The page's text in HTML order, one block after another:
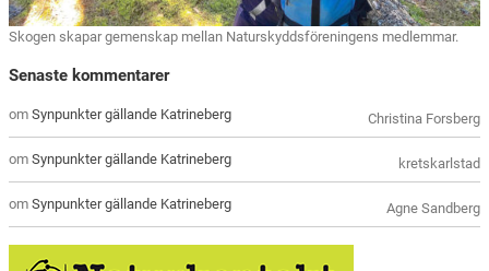
Skogen skapar gemenskap mellan Naturskyddsföreningens medlemmar.
Senaste kommentarer
Christina Forsberg
omSynpunkter gällande Katrineberg
kretskarlstad
omSynpunkter gällande Katrineberg
Agne Sandberg
omSynpunkter gällande Katrineberg